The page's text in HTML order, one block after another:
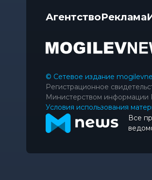
АгентствоРеклама
© Сетевое издание
Регистрационное
Министерством информации
Условия использования
Все